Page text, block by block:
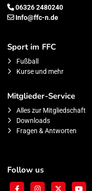
06326 2480240
Info@ffc-n.de
Sport im FFC
Fußball
Kurse und mehr
Mitglieder-Service
Alles zur Mitgliedschaft
Downloads
Fragen & Antworten
Follow us